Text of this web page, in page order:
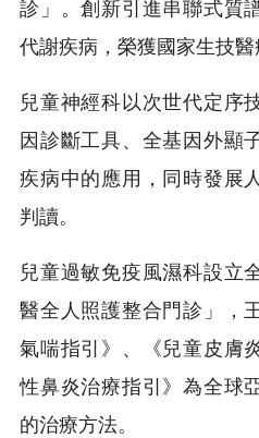
診」。創新引進串聯式質
代謝疾病，榮獲國家生技醫
兒童神經科以次世代定序
因診斷工具、全基因外顯
疾病中的應用，同時發展
判讀。
兒童過敏免疫風濕科設立
醫全人照護整合門診」，
氣喘指引》、《兒童皮膚
性鼻炎治療指引》為全球
的治療方法。